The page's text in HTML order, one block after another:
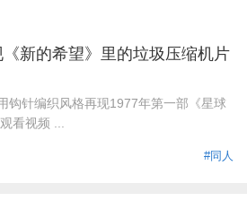
新的希望》里的垃圾压缩机片
钩针编织风格再现1977年第一部《星球
看视频 ...
#同人